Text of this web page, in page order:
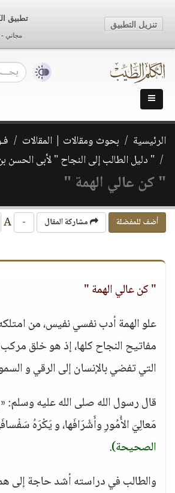
الرئيسية بحوث ومقالات | المقالات
" دليل الطالب إلى النجاح " لأبى الحسن
" كن عالي الهمة "
أضف للمفضلة مشاركة المقال -
" كن عالي الهمة "
علو الهمة أدب نفسي نفيس، من
مفاتيح النجاح كلها، إذ هو خلق
التي تفضي بالإنسان إلى الرقي و
قال رسول الله صلى الله عليه وسلم:
مَعالِيَ الأُمُورِ وأَشْرَافَها، و يَكْرَهُ
الصحيحة).
والطالب في دراسته أشد حاجة إلى
تطبيق
مجاني -
تنزيل التطبيق